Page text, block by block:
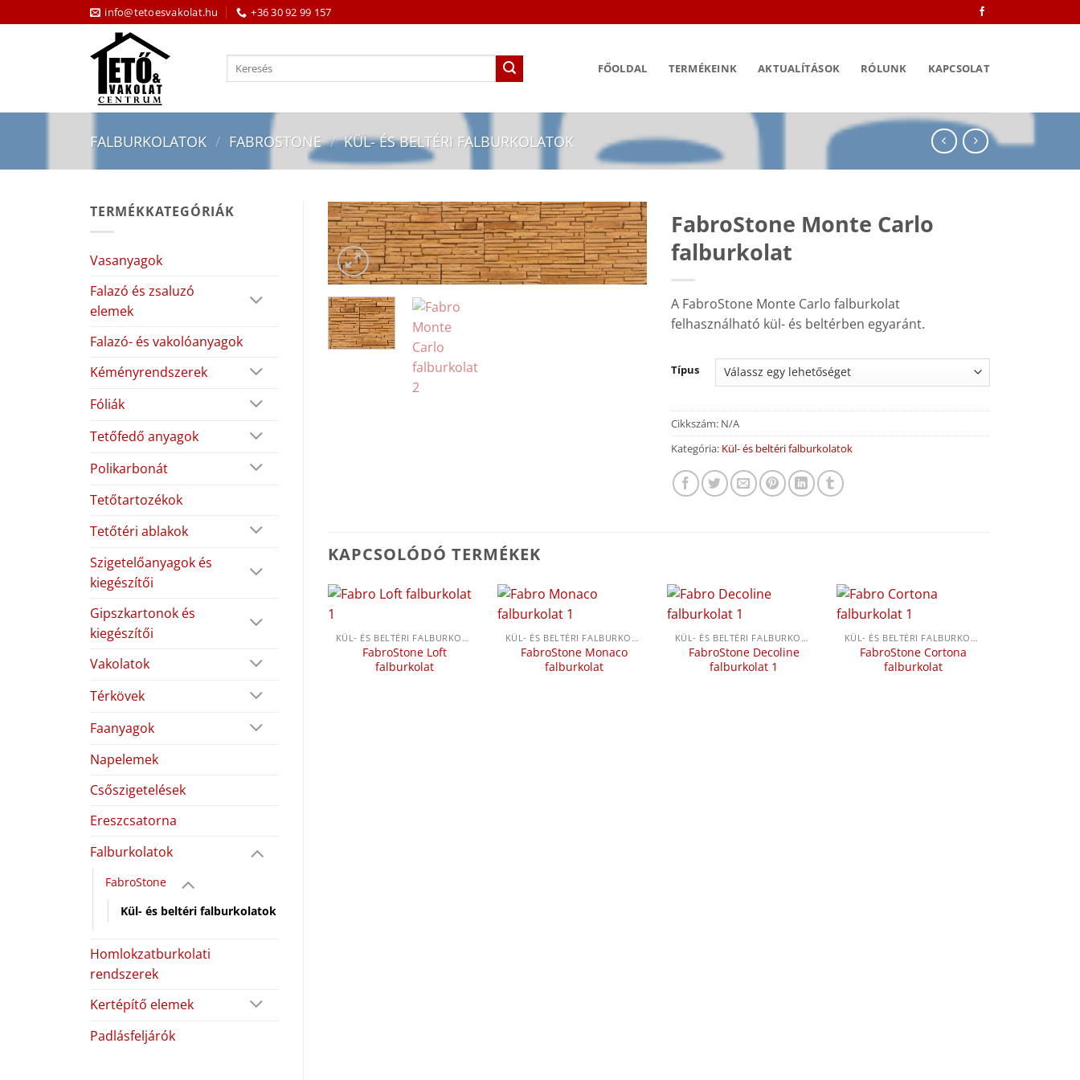
to
info@tetoesvakolat.hu +36 30 92 99 157
Keresés
FŐOLDAL TERMÉKEINK AKTUALÍTÁSOK RÓLUNK KAPCSOLAT
FALBURKOLATOK / FABROSTONE / KÜL- ÉS BELTÉRI FALBURKOLATOK
TERMÉKKATEGÓRIÁK
Vasanyagok
Falazó és zsaluzó
elemek
Falazó- és vakolóanyagok
Kéményrendszerek
Fóliák
Tetőfedő anyagok
Polikarbonát
Tetőtartozékok
Tetőtéri ablakok
Szigetelőanyagok és
kiegészítői
Gipszkartonok és
kiegészítői
Vakolatok
Térkövek
Faanyagok
Napelemek
Csőszigetelések
Ereszcsatorna
Falburkolatok
FabroStone
Kül- és beltéri falburkolatok
Homlokzatburkolati
rendszerek
Kertépítő elemek
Padlásfeljárók
FabroStone Monte Carlo
falburkolat
A FabroStone Monte Carlo falburkolat
felhasználható kül- és beltérben egyaránt.
Típus
Cikkszám: N/A
Kategória: Kül- és beltéri falburkolatok
KAPCSOLÓDÓ TERMÉKEK
KÜL- ÉS BELTÉRI FALBURKOLATOK
FabroStone Loft
falburkolat
KÜL- ÉS BELTÉRI FALBURKOLATOK
FabroStone Monaco
falburkolat
KÜL- ÉS BELTÉRI FALBURKOLATOK
FabroStone Decoline
falburkolat 1
KÜL- ÉS BELTÉRI FALBURKOLATOK
FabroStone Cortona
falburkolat